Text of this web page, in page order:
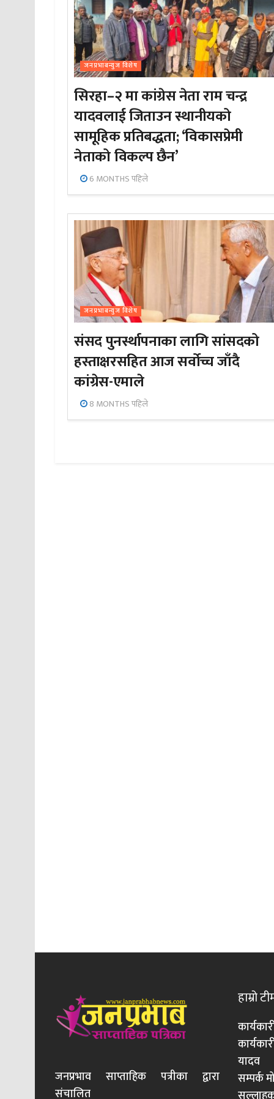
जनप्रभाबन्युज विशेष
सिरहा–२ मा कांग्रेस नेता राम चन्द्र
यादवलाई जिताउन स्थानीयको
सामूहिक प्रतिबद्धता; ‘विकासप्रेमी
नेताको विकल्प छैन’
6 MONTHS पहिले
जनप्रभाबन्युज विशेष
संसद पुनर्स्थापनाका लागि सांसदको
हस्ताक्षरसहित आज सर्वोच्च जाँदै
कांग्रेस-एमाले
8 MONTHS पहिले
जनप्रभाव साप्ताहिक पत्रीका द्वारा
संचालित
हाम्रो
यादव
सम्पर्क